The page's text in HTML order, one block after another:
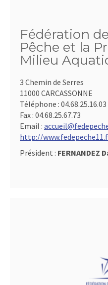
Fédération
Pêche et la
Milieu
3 Chemin de Serres
11000 CARCASSONNE
Téléphone : 04.68.25.16.03
Fax : 04.68.25.67.73
Email :
http://
Président : FERNANDEZ